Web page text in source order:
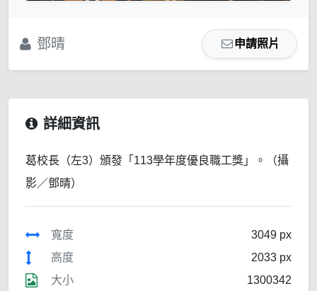
鄧晴 申請照片
詳細資訊
葛校長（左3）頒發「113學年度優良職工獎」。（攝
影／鄧晴）
寬度
3049 px
高度
2033 px
大小
1300342